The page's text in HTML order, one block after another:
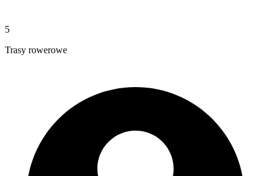
5
Trasy rowerowe